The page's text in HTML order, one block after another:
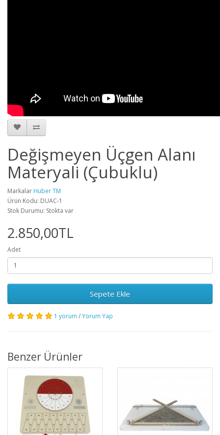
Değişmeyen Üçgen Alanı
Materyali (Çubuklu)
Markalar Huber TM
Ürün Kodu: DUAC-1
Stok Durumu: Stokta var
2.850,00TL
Adet
Sepete Ekle
1 yorum /Yorum Yap
Benzer Ürünler